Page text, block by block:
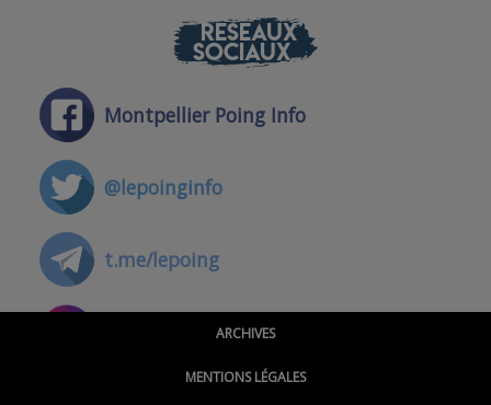
RÉSEAUX
SOCIAUX
Montpellier Poing Info
@lepoinginfo
t.me/lepoing
@montpellierpoinginfo
ARCHIVES
MENTIONS LÉGALES